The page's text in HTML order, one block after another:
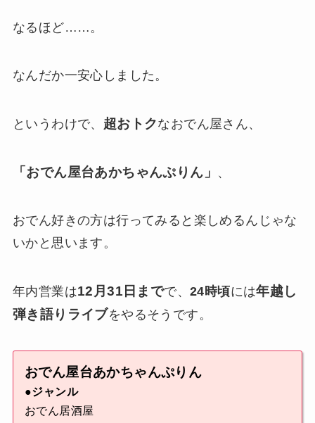
なるほど……。
なんだか一安心しました。
というわけで、 超おトクなおでん屋さん、
「おでん屋台あかちゃんぷりん」 、
おでん好きの方は行ってみると楽しめるんじゃな
いかと思います。
年内営業は12月31日までで、 24時頃には年越し
弾き語りライブをやるそうです。
おでん屋台あかちゃんぷりん
●ジャンル
おでん居酒屋